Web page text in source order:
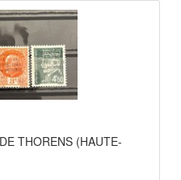
THORENS (HAUTE-